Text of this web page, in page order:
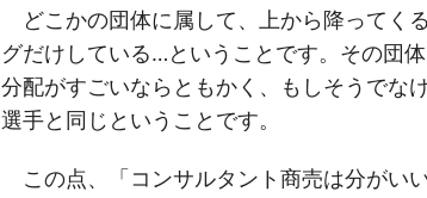
どこかの団体に属して、上から降ってく
グだけしている…ということです。その団
分配がすごいならともかく、もしそうでな
選手と同じということです。
この点、「コンサルタント商売は分がい